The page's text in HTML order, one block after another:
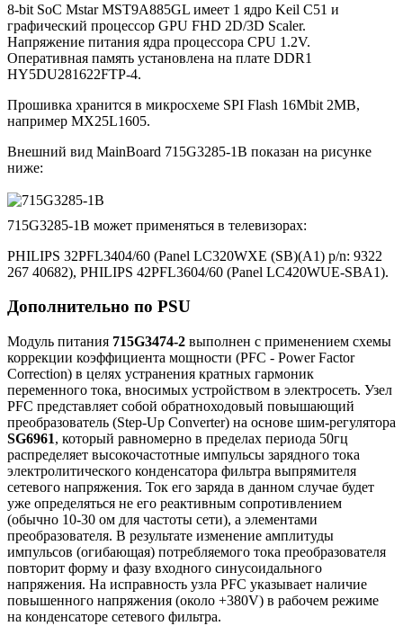
8-bit SoC Mstar MST9A885GL имеет 1 ядро Keil C51 и
графический процессор GPU FHD 2D/3D Scaler.
Напряжение питания ядра процессора CPU 1.2V.
Оперативная память установлена на плате DDR1
HY5DU281622FTP-4.
Прошивка хранится в микросхеме SPI Flash 16Mbit 2MB,
например MX25L1605.
Внешний вид MainBoard 715G3285-1B показан на рисунке
ниже:
715G3285-1B может применяться в телевизорах:
PHILIPS 32PFL3404/60 (Panel LC320WXE (SB)(A1) p/n: 9322
267 40682), PHILIPS 42PFL3604/60 (Panel LC420WUE-SBA1).
Дополнительно по PSU
Модуль питания 715G3474-2 выполнен с применением схемы
коррекции коэффициента мощности (PFC - Power Factor
Correction) в целях устранения кратных гармоник
переменного тока, вносимых устройством в электросеть. Узел
PFC представляет собой обратноходовый повышающий
преобразователь (Step-Up Converter) на основе шим-регулятора
SG6961, который равномерно в пределах периода 50гц
распределяет высокочастотные импульсы зарядного тока
электролитического конденсатора фильтра выпрямителя
сетевого напряжения. Ток его заряда в данном случае будет
уже определяться не его реактивным сопротивлением
(обычно 10-30 ом для частоты сети), а элементами
преобразователя. В результате изменение амплитуды
импульсов (огибающая) потребляемого тока преобразователя
повторит форму и фазу входного синусоидального
напряжения. На исправность узла PFC указывает наличие
повышенного напряжения (около +380V) в рабочем режиме
на конденсаторе сетевого фильтра.